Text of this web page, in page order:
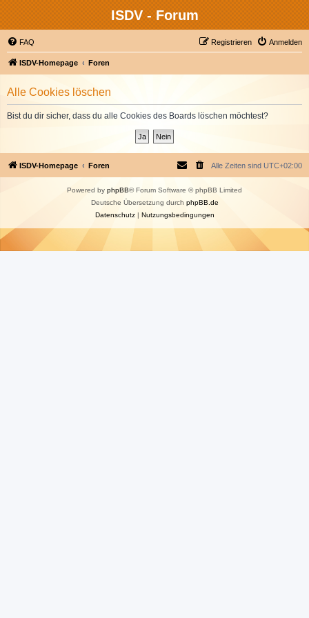
ISDV - Forum
FAQ Anmelden
Registrieren
ISDV-Homepage Foren
Alle Cookies löschen
Bist du dir sicher, dass du alle Cookies des Boards löschen möchtest?
ISDV-Homepage Foren Alle Zeiten sind UTC+02:00
Powered by phpBB® Forum Software © phpBB Limited
Deutsche Übersetzung durch phpBB.de
Datenschutz| Nutzungsbedingungen